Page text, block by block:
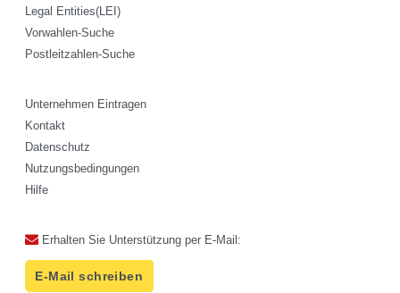
Legal Entities(LEI)
Vorwahlen-Suche
Postleitzahlen-Suche
Unternehmen Eintragen
Kontakt
Datenschutz
Nutzungsbedingungen
Hilfe
Erhalten Sie Unterstützung per E-Mail:
E-Mail schreiben